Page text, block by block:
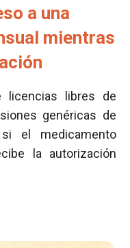
a una
mientras
licencias libres de
genéricas de
el medicamento
la autorización